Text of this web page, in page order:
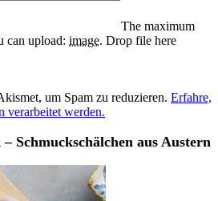
The maximum
can upload: image. Drop file here
um Spam zu reduzieren. Erfahre,
verarbeitet werden.
Schmuckschälchen aus Austern